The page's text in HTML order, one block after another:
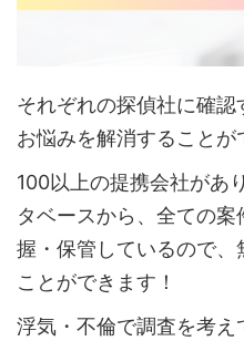
それぞれの探偵社に確認
お悩みを解消することが
100以上の提携会社があ
タベースから、全ての
握・保管しているので
ことができます！
浮気・不倫で調査を考